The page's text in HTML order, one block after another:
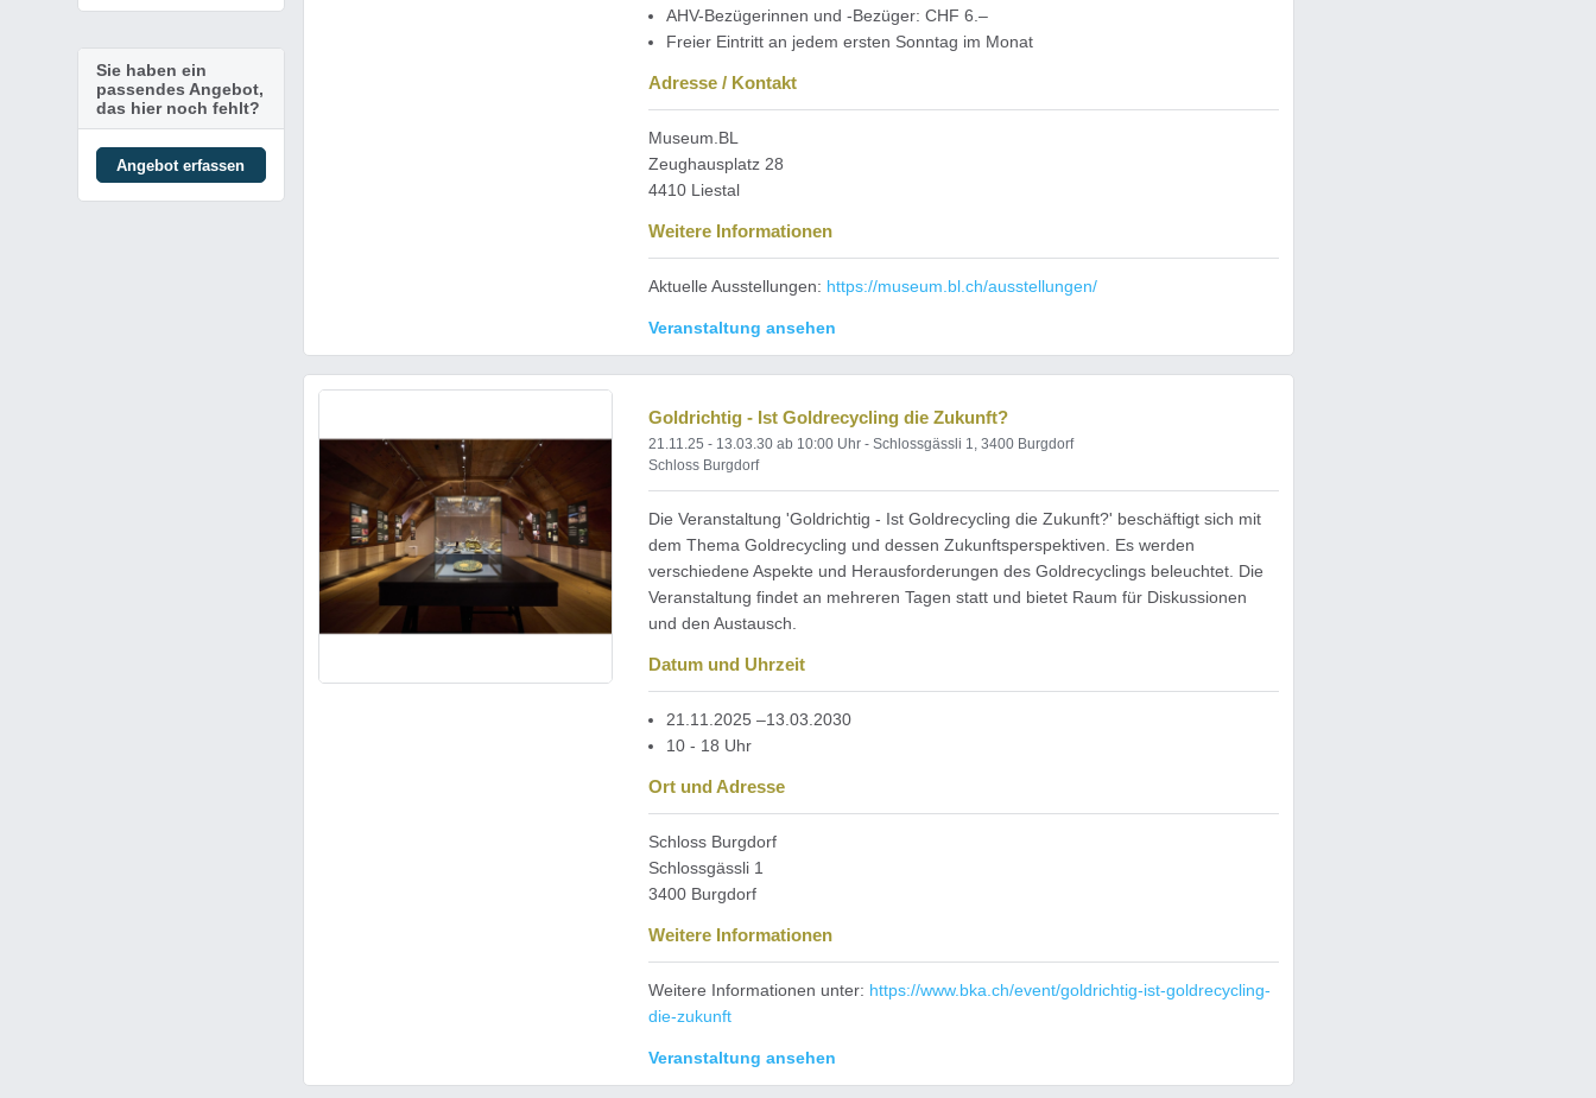
Sie haben ein
passendes Angebot,
das hier noch fehlt?
Angebot erfassen
AHV-Bezügerinnen und -Bezüger: CHF 6.–
Freier Eintritt an jedem ersten Sonntag im Monat
Adresse / Kontakt
Museum.BL
Zeughausplatz 28
4410 Liestal
Weitere Informationen
Aktuelle Ausstellungen: https://museum.bl.ch/ausstellungen/
Veranstaltung ansehen
Goldrichtig - Ist Goldrecycling die Zukunft?
21.11.25 - 13.03.30ab 10:00 Uhr - Schlossgässli 1, 3400 Burgdorf
Schloss Burgdorf
Die Veranstaltung 'Goldrichtig - Ist Goldrecycling die Zukunft?' beschäftigt sich mit
dem Thema Goldrecycling und dessen Zukunftsperspektiven. Es werden
verschiedene Aspekte und Herausforderungen des Goldrecyclings beleuchtet. Die
Veranstaltung findet an mehreren Tagen statt und bietet Raum für Diskussionen
und den Austausch.
Datum und Uhrzeit
21.11.2025 –13.03.2030
10 - 18 Uhr
Ort und Adresse
Schloss Burgdorf
Schlossgässli 1
3400 Burgdorf
Weitere Informationen
Weitere Informationen unter: https://www.bka.ch/event/goldrichtig-ist-goldrecycling-
die-zukunft
Veranstaltung ansehen